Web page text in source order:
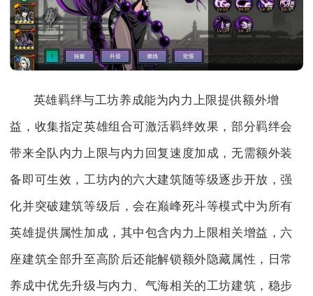
英雄羁绊与工坊养成能为内力上限提供额外增
益，收集指定英雄组合可激活羁绊效果，部分羁绊会
带来全队内力上限与内力回复速度加成，无需额外装
备即可生效，工坊内的六大建筑随等级逐步开放，强
化并突破建筑等级后，会在巅峰死斗等模式中为所有
英雄提供属性加成，其中包含内力上限相关增益，六
座建筑全部升至高阶后还能解锁额外隐藏属性，日常
养成中优先升级与内力、气海相关的工坊建筑，稳步